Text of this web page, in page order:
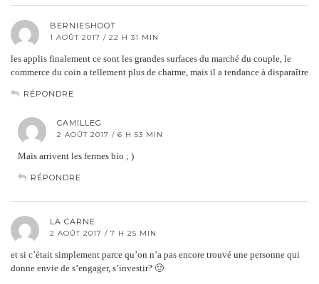
BERNIESHOOT
1 AOÛT 2017 / 22 H 31 MIN
les applis finalement ce sont les grandes surfaces du marché du couple, le
commerce du coin a tellement plus de charme, mais il a tendance à disparaître
RÉPONDRE
CAMILLEG
2 AOÛT 2017 / 6 H 53 MIN
Mais arrivent les fermes bio ; )
RÉPONDRE
LA CARNE
2 AOÛT 2017 / 7 H 25 MIN
et si c’était simplement parce qu’on n’a pas encore trouvé une personne qui
donne envie de s’engager, s’investir? 🙂